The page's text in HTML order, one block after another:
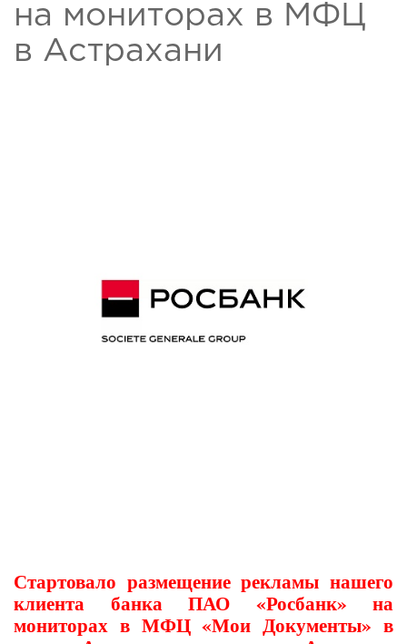
на мониторах в МФЦ
в Астрахани
Стартовало размещение рекламы нашего
клиента банка ПАО «Росбанк» на
мониторах в МФЦ «Мои Документы» в